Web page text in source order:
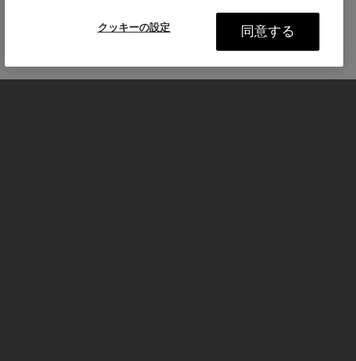
クッキーの設定 同意する